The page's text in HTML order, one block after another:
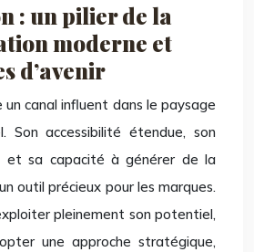
: un pilier de la
moderne et
d’avenir
canal influent dans le paysage
Son accessibilité étendue, son
et sa capacité à générer de la
outil précieux pour les marques.
pleinement son potentiel,
une approche stratégique,